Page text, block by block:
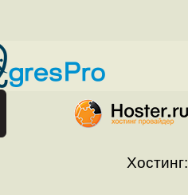
Хостинг: